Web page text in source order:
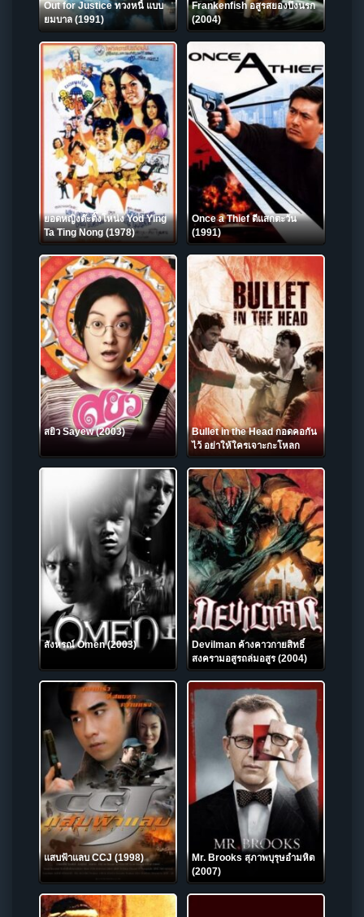
Out for Justice ทวงหนี้ แบบ
ยมบาล (1991)
Frankenfish อสูรสยองบึงนรก
(2004)
ยอดหญิงต๊ะติ๊งโหน่ง Yod Ying
Ta Ting Nong (1978)
Once a Thief ตีแสกตะวัน
(1991)
สยิว Sayew (2003)
Bullet in the Head กอดคอกัน
ไว้ อย่าให้ใครเจาะกะโหลก
(1990)
สังหรณ์ Omen (2003)
Devilman ค้างคาวกายสิทธิ์
สงครามอสูรถล่มอสูร (2004)
แสบฟ้าแลบ CCJ (1998)
Mr. Brooks สุภาพบุรุษอำมหิต
(2007)